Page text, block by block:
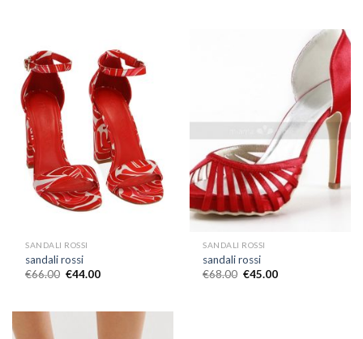
SANDALI ROSSI
sandali rossi
€66.00 €44.00
SANDALI ROSSI
sandali rossi
€68.00 €45.00